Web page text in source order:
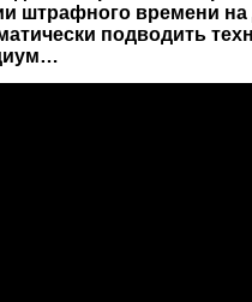
штрафного времени на
подводить